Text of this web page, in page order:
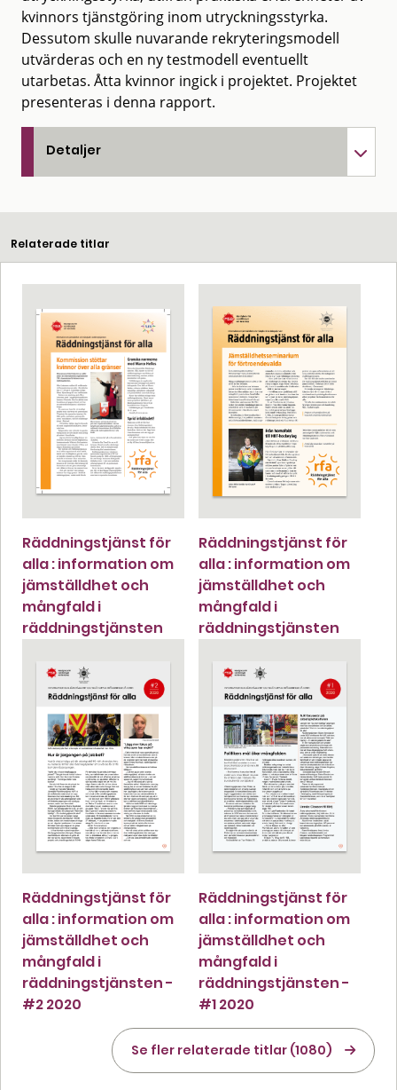
kvinnors tjänstgöring inom utryckningsstyrka.
Dessutom skulle nuvarande rekryteringsmodell
utvärderas och en ny testmodell eventuellt
utarbetas. Åtta kvinnor ingick i projektet. Projektet
presenteras i denna rapport.
Detaljer
Relaterade titlar
Räddningstjänst för
alla : information om
jämställdhet och
mångfald i
räddningstjänsten
Räddningstjänst för
alla : information om
jämställdhet och
mångfald i
räddningstjänsten
Räddningstjänst för
alla : information om
jämställdhet och
mångfald i
räddningstjänsten -
#2 2020
Räddningstjänst för
alla : information om
jämställdhet och
mångfald i
räddningstjänsten -
#1 2020
Se fler relaterade titlar (1080)